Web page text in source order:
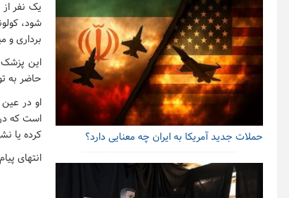
شود،
برداری
این پزشک
حاضر به
است که
کرده یا
انتهای پیام
حملات جدید آمریکا به ایران چه معنایی دارد؟